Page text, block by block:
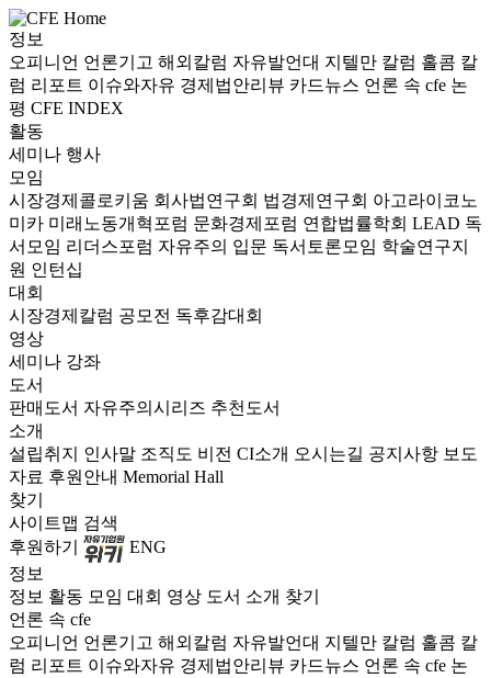
정보
오피니언 언론기고 해외칼럼 자유발언대 지텔만 칼럼 홀콤 칼
럼 리포트 이슈와자유 경제법안리뷰 카드뉴스 언론 속 cfe 논
평 CFE INDEX
활동
세미나 행사
모임
시장경제콜로키움 회사법연구회 법경제연구회 아고라이코노
미카 미래노동개혁포럼 문화경제포럼 연합법률학회 LEAD 독
서모임 리더스포럼 자유주의 입문 독서토론모임 학술연구지
원 인턴십
대회
시장경제칼럼 공모전 독후감대회
영상
세미나 강좌
도서
판매도서 자유주의시리즈 추천도서
소개
설립취지 인사말 조직도 비전 CI소개 오시는길 공지사항 보도
자료 후원안내 Memorial Hall
찾기
사이트맵 검색
후원하기
ENG
정보
정보 활동 모임 대회 영상 도서 소개 찾기
언론 속 cfe
오피니언 언론기고 해외칼럼 자유발언대 지텔만 칼럼 홀콤 칼
럼 리포트 이슈와자유 경제법안리뷰 카드뉴스 언론 속 cfe 논